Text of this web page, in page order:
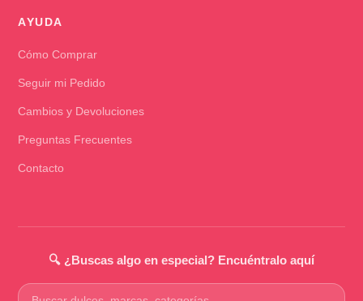
AYUDA
Cómo Comprar
Seguir mi Pedido
Cambios y Devoluciones
Preguntas Frecuentes
Contacto
🔍 ¿Buscas algo en especial? Encuéntralo aquí
Buscar